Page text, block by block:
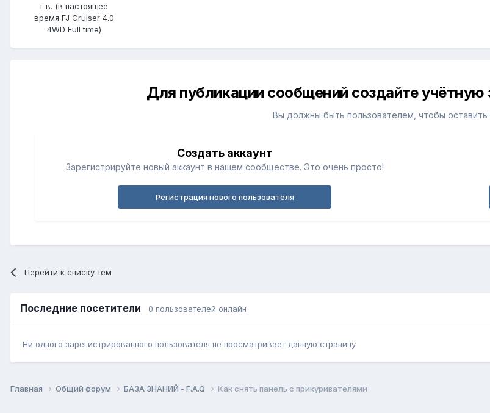
г.в. (в настоящее
время FJ Cruiser 4.0
4WD Full time)
Для публикации сообщений создайте учётную
Вы должны быть пользователем, чтобы оставить
Создать аккаунт
Зарегистрируйте новый аккаунт в нашем сообществе. Это очень просто!
Регистрация нового пользователя
Перейти к списку тем
Последние посетители 0 пользователей онлайн
Ни одного зарегистрированного пользователя не просматривает данную страницу
Главная Общий форум БАЗА ЗНАНИЙ - F.A.Q Как снять панель с прикуривателями